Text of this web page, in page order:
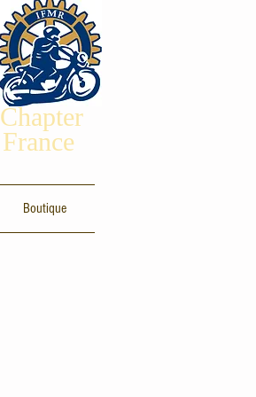
Se connecter
Chapter
France
Boutique